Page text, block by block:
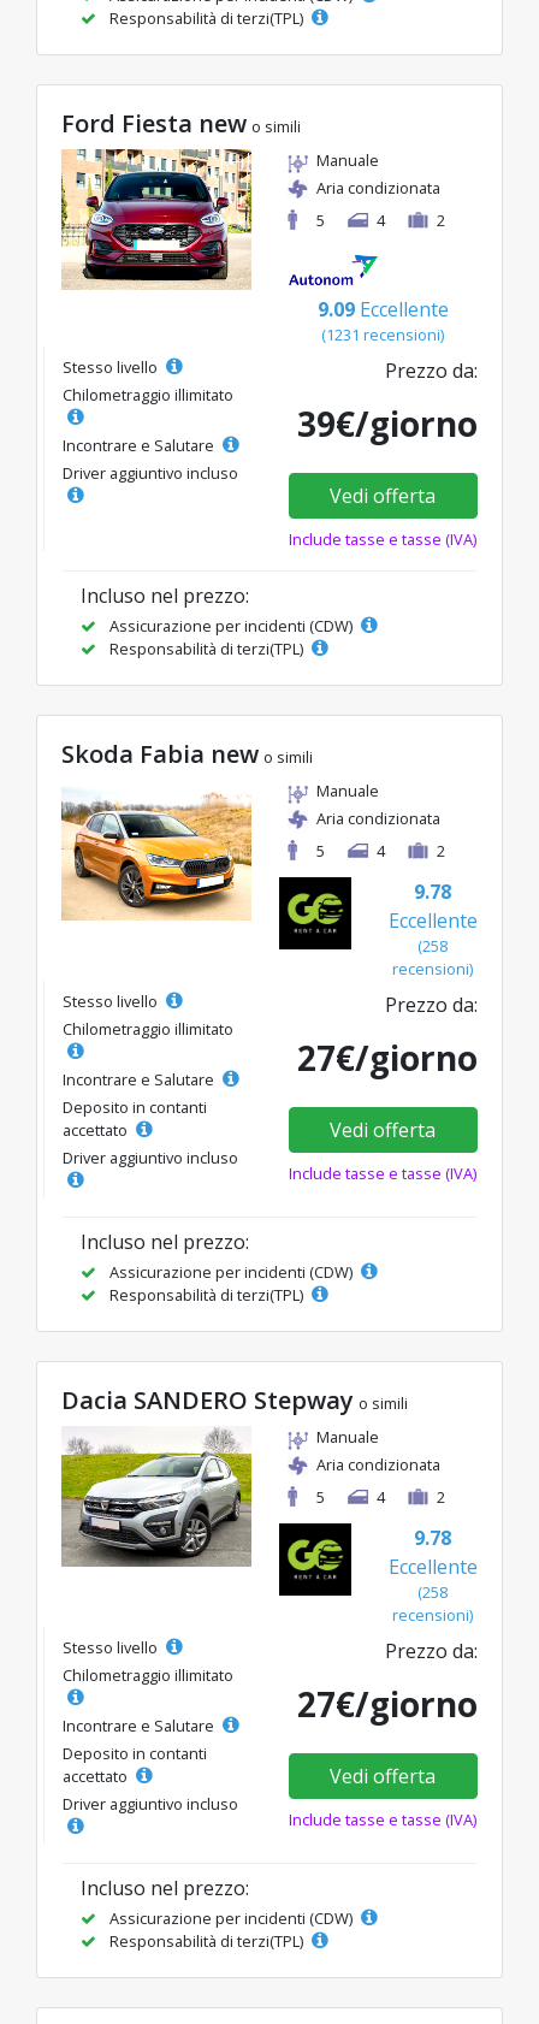
Responsabilità di terzi(TPL)
Ford Fiesta new o simili
Manuale
Aria condizionata
5
4 2
9.09 Eccellente
(1231 recensioni)
Stesso livello
Chilometraggio illimitato
Incontrare e Salutare
Driver aggiuntivo incluso
Prezzo da:
39€/giorno
Vedi offerta
Include tasse e tasse (IVA)
Incluso nel prezzo:
Assicurazione per incidenti (CDW)
Responsabilità di terzi(TPL)
Skoda Fabia new o simili
Manuale
Aria condizionata
5
4 2
9.78
Eccellente
(258
recensioni)
Stesso livello
Chilometraggio illimitato
Incontrare e Salutare
Deposito in contanti
accettato
Driver aggiuntivo incluso
Prezzo da:
27€/giorno
Vedi offerta
Include tasse e tasse (IVA)
Incluso nel prezzo:
Assicurazione per incidenti (CDW)
Responsabilità di terzi(TPL)
Dacia SANDERO Stepway o simili
Manuale
Aria condizionata
5
4 2
9.78
Eccellente
(258
recensioni)
Stesso livello
Chilometraggio illimitato
Incontrare e Salutare
Deposito in contanti
accettato
Driver aggiuntivo incluso
Prezzo da:
27€/giorno
Vedi offerta
Include tasse e tasse (IVA)
Incluso nel prezzo:
Assicurazione per incidenti (CDW)
Responsabilità di terzi(TPL)